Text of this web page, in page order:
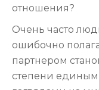
отношения?
Очень часто
ошибочно
партнером
степени